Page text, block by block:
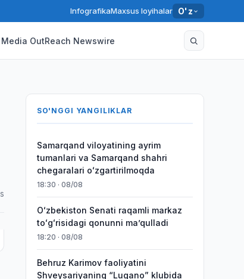
InfografikaMaxsus loyihalar O'z
Media OutReach Newswire
SO'NGGI YANGILIKLAR
Samarqand viloyatining ayrim
tumanlari va Samarqand shahri
chegaralari oʻzgartirilmoqda
18:30 · 08/08
Oʻzbekiston Senati raqamli markaz
toʻgʻrisidagi qonunni maʼqulladi
18:20 · 08/08
Behruz Karimov faoliyatini
Shveysariyaning “Lugano” klubida